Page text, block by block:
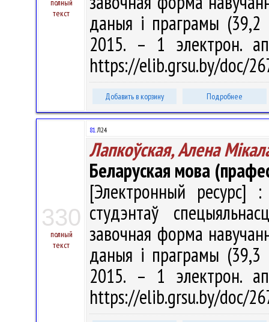
полный
текст
даныя і праграмы
2015. – 1 электрон.
https://elib.grsu.by/doc/
Добавить в корзину Подробнее
330
полный
текст
81.Л24
Лапкоўская, Алена
Беларуская мова
[Электронный ресурс] :
студэнтаў
завочная форма
даныя і праграмы
2015. – 1 электрон.
https://elib.grsu.by/doc/